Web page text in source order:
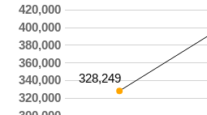
320,000
340,000
360,000
380,000
400,000
420,000
328,249